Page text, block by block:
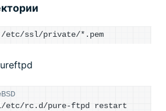
/etc/ssl/private/*.pem
etc/rc.d/pure-ftpd restart